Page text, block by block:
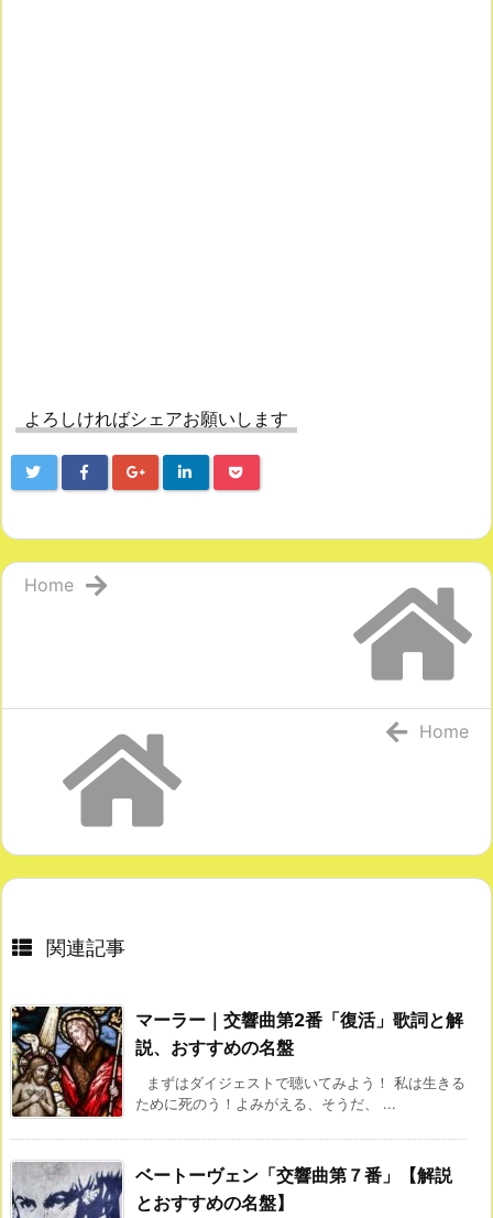
よろしければシェアお願いします
Home
Home
関連記事
マーラー｜交響曲第2番「復活」歌詞と解
説、おすすめの名盤
まずはダイジェストで聴いてみよう！ 私は生きる
ために死のう！よみがえる、そうだ、 ...
ベートーヴェン「交響曲第７番」【解説
とおすすめの名盤】